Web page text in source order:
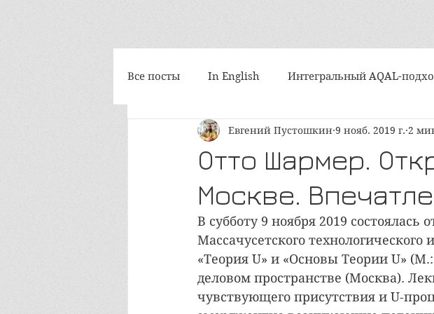
Все посты In English Интегральный AQAL-
Философия Космоскетчи События
Интегральная медитация Алмазный подход
iAwake-психоакустика Типы и типологии
Путешествия Социум и политика
Отто Шармер.
Москве.
Евгений Пустошкин 9 нояб. 2019 г. 2
В субботу 9 ноября 2019 состоялась
Массачусетского технологического
«Теория U» и «Основы Теории U»
деловом пространстве (Москва).
чувствующего присутствия и U-